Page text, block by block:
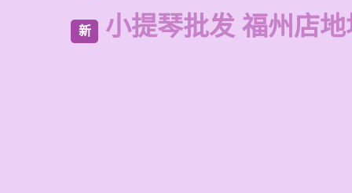
新 小提琴批发 福州店